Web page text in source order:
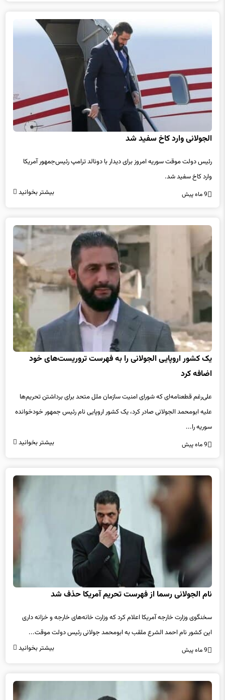
الجولانی وارد کاخ سفید شد
رئیس دولت موقت سوریه امروز برای دیدار با دونالد ترامپ رئیس‌جمهور آمریکا
وارد کاخ سفید شد.
9 ماه پیش بیشتر بخوانید
یک کشور اروپایی الجولانی را به فهرست تروریست‌های خود
اضافه کرد
علی‌رغم قطعنامه‌ای که شورای امنیت سازمان ملل متحد برای برداشتن تحریم‌ها
علیه ابومحمد الجولانی صادر کرد، یک کشور اروپایی نام رئیس جمهور خودخوانده
سوریه را...
9 ماه پیش بیشتر بخوانید
نام الجولانی رسما از فهرست تحریم آمریکا حذف شد
سخنگوی وزارت خارجه آمریکا اعلام کرد که وزارت خانه‌های خارجه و خزانه داری
این کشور نام احمد الشرع ملقب به ابومحمد جولانی رئیس دولت موقت...
9 ماه پیش بیشتر بخوانید